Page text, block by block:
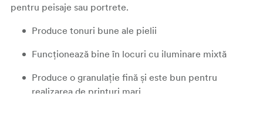
pentru peisaje sau portrete.
Produce tonuri bune ale pielii
Funcționează bine în locuri cu iluminare mixtă
Produce o granulație fină și este bun pentru
realizarea de printuri mari